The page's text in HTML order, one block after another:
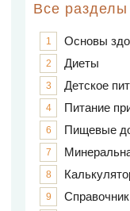
Все разделы
1 Основы
2 Диеты
3 Детское
4 Питание
6 Пищевые
7
8
9